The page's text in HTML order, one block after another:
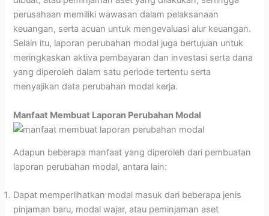
perusahaan memiliki wawasan dalam pelaksanaan
keuangan, serta acuan untuk mengevaluasi alur keuangan.
Selain itu, laporan perubahan modal juga bertujuan untuk
meringkaskan aktiva pembayaran dan investasi serta dana
yang diperoleh dalam satu periode tertentu serta
menyajikan data perubahan modal kerja.
Manfaat Membuat Laporan Perubahan Modal
Adapun beberapa manfaat yang diperoleh dari pembuatan
laporan perubahan modal, antara lain:
Dapat memperlihatkan modal masuk dari beberapa jenis
pinjaman baru, modal wajar, atau peminjaman aset